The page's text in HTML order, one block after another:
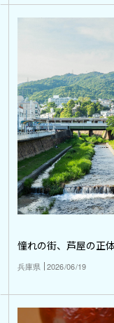
憧れの街、芦屋の正体
兵庫県 2026/06/19